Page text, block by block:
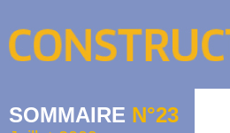
SOMMAIRE N°23